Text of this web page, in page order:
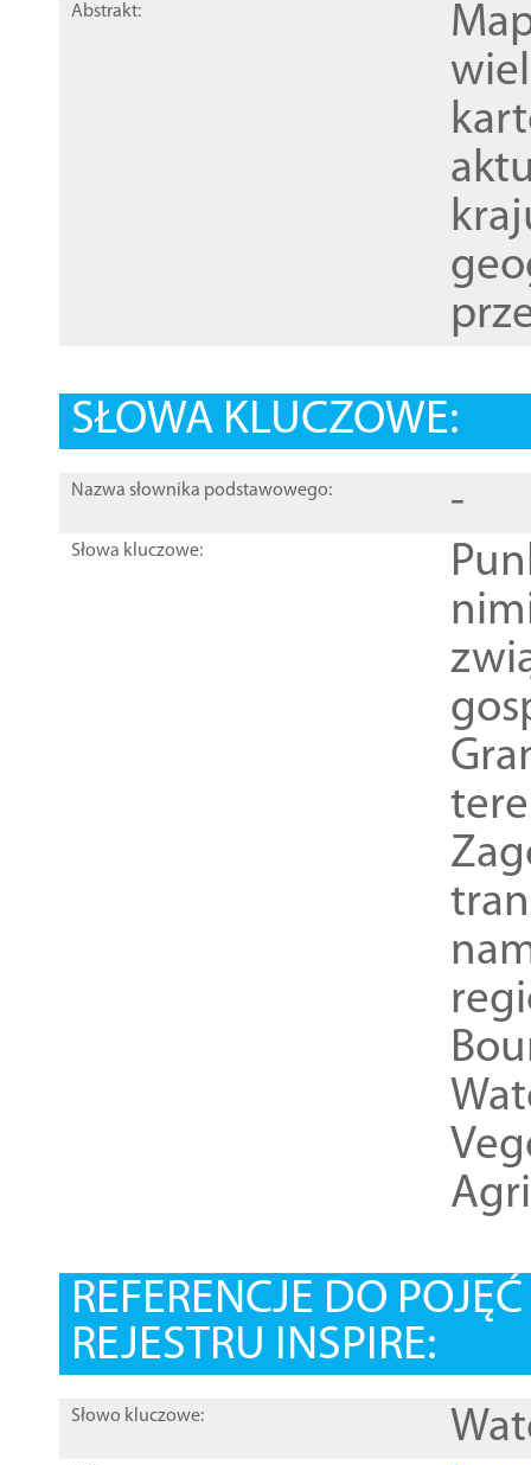
Abstrakt:
SŁOWA KLUCZOWE:
Nazwa słownika podstawowego: -
Słowa kluczowe:
REFERENCJE DO
REJESTRU INSPIRE:
Słowo kluczowe: